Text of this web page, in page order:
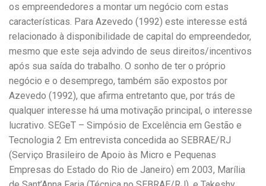
os empreendedores a montar um negócio com estas
características. Para Azevedo (1992) este interesse está
relacionado à disponibilidade de capital do empreendedor,
mesmo que este seja advindo de seus direitos/incentivos
após sua saída do trabalho. O sonho de ter o próprio
negócio e o desemprego, também são expostos por
Azevedo (1992), que afirma entretanto que, por trás de
qualquer interesse há uma motivação principal, o interesse
lucrativo. SEGeT – Simpósio de Excelência em Gestão e
Tecnologia 2 Em entrevista concedida ao SEBRAE/RJ
(Serviço Brasileiro de Apoio às Micro e Pequenas
Empresas do Estado do Rio de Janeiro) em 2003, Marília